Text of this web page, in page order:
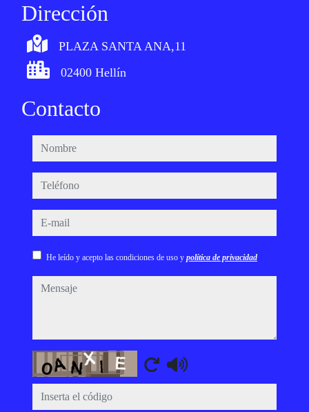
Dirección
PLAZA SANTA ANA,11
02400 Hellín
Contacto
nombre
teléfono
e-mail
He leído y acepto las condiciones de uso y política de privacidad
mensaje
Captcha